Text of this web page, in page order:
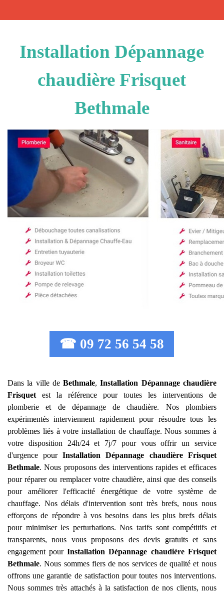
Installation Dépannage
chaudière Frisquet
Bethmale
☎ 09 72 56 54 58
Dans la ville de Bethmale,Installation Dépannage chaudière
Frisquet est la référence pour toutes les interventions de
plomberie et de dépannage de chaudière. Nos plombiers
expérimentés interviennent rapidement pour résoudre tous les
problèmes liés à votre installation de chauffage. Nous sommes à
votre disposition 24h/24 et 7j/7 pour vous offrir un service
d'urgence pourInstallation Dépannage chaudière Frisquet
Bethmale. Nous proposons des interventions rapides et efficaces
pour réparer ou remplacer votre chaudière, ainsi que des conseils
pour améliorer l'efficacité énergétique de votre système de
chauffage. Nos délais d'intervention sont très brefs, nous nous
efforçons de répondre à vos besoins dans les plus brefs délais
pour minimiser les perturbations. Nos tarifs sont compétitifs et
transparents, nous vous proposons des devis gratuits et sans
engagement pourInstallation Dépannage chaudière Frisquet
Bethmale. Nous sommes fiers de nos services de qualité et nous
offrons une garantie de satisfaction pour toutes nos interventions.
Nous sommes très attachés à la satisfaction de nos clients, nous